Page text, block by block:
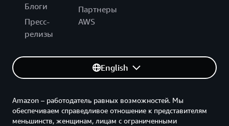
Блоги
Пресс-
релизы
Партнеры
AWS
English
Amazon – работодатель равных возможностей. Мы
обеспечиваем справедливое отношение к представителям
меньшинств, женщинам, лицам с ограниченными